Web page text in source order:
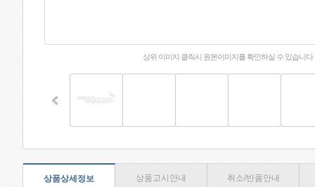
상위 이미지 클릭시 원본이미지를 확인하실 수 있습니다
상품상세정보 상품고시안내 취소/반품안내